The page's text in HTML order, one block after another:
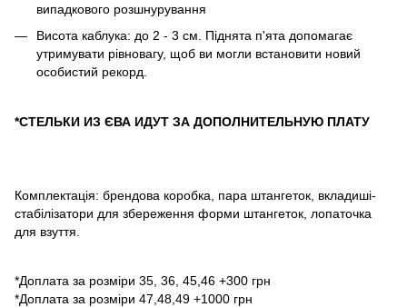
випадкового розшнурування
Висота каблука: до 2 - 3 см. Піднята п'ята допомагає
утримувати рівновагу, щоб ви могли встановити новий
особистий рекорд.
*СТЕЛЬКИ ИЗ ЄВА ИДУТ ЗА ДОПОЛНИТЕЛЬНУЮ ПЛАТУ
Комплектація: брендова коробка, пара штангеток, вкладиші-
стабілізатори для збереження форми штангеток, лопаточка
для взуття.
*Доплата за розміри 35, 36, 45,46 +300 грн
*Доплата за розміри 47,48,49 +1000 грн